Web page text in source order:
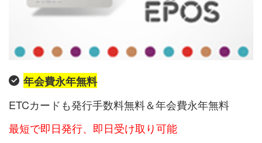
年会費永年無料
ETCカードも発行手数料無料＆年会費永年無料
最短で即日発行、即日受け取り可能